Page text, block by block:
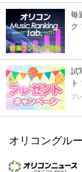
毎
ク
試
ト
プ
オリコングル